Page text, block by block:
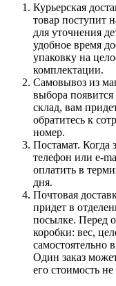
Курьерская
товар поступит
для уточнения
удобное время
упаковку на
комплектации.
Самовывоз из
выбора появится
склад, вам
обратитесь к
номер.
Постамат. Когда
телефон или e-
оплатить в
дня.
Почтовая
придет в
посылке. Перед
коробки: вес,
самостоятельно
Один заказ
его стоимость